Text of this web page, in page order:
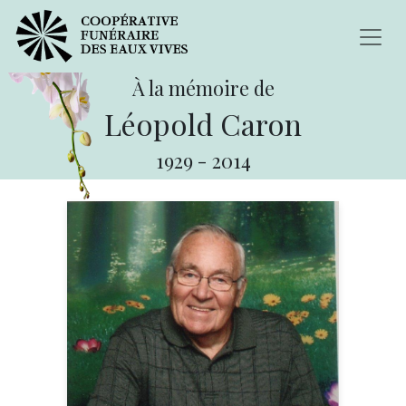
À la mémoire de
Léopold Caron
1929 - 2014